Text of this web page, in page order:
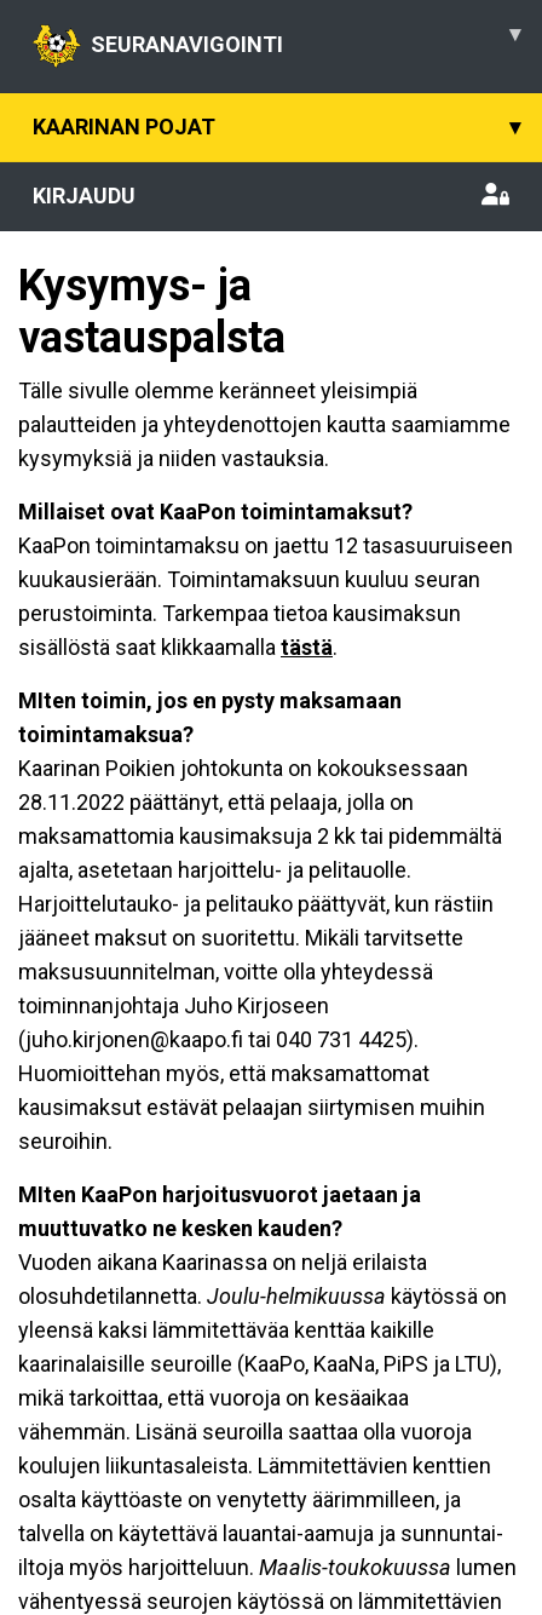
SEURANAVIGOINTI ▾
KAARINAN POJAT ▾
KIRJAUDU
Kysymys- ja
vastauspalsta
Tälle sivulle olemme keränneet yleisimpiä
palautteiden ja yhteydenottojen kautta saamiamme
kysymyksiä ja niiden vastauksia.
Millaiset ovat KaaPon toimintamaksut?
KaaPon toimintamaksu on jaettu 12 tasasuuruiseen
kuukausierään. Toimintamaksuun kuuluu seuran
perustoiminta. Tarkempaa tietoa kausimaksun
sisällöstä saat klikkaamalla tästä.
MIten toimin, jos en pysty maksamaan
toimintamaksua?
Kaarinan Poikien johtokunta on kokouksessaan
28.11.2022 päättänyt, että pelaaja, jolla on
maksamattomia kausimaksuja 2 kk tai pidemmältä
ajalta, asetetaan harjoittelu- ja pelitauolle.
Harjoittelutauko- ja pelitauko päättyvät, kun rästiin
jääneet maksut on suoritettu. Mikäli tarvitsette
maksusuunnitelman, voitte olla yhteydessä
toiminnanjohtaja Juho Kirjoseen
(juho.kirjonen@kaapo.fi tai 040 731 4425).
Huomioittehan myös, että maksamattomat
kausimaksut estävät pelaajan siirtymisen muihin
seuroihin.
MIten KaaPon harjoitusvuorot jaetaan ja
muuttuvatko ne kesken kauden?
Vuoden aikana Kaarinassa on neljä erilaista
olosuhdetilannetta. Joulu-helmikuussa käytössä on
yleensä kaksi lämmitettäväa kenttäa kaikille
kaarinalaisille seuroille (KaaPo, KaaNa, PiPS ja LTU),
mikä tarkoittaa, että vuoroja on kesäaikaa
vähemmän. Lisänä seuroilla saattaa olla vuoroja
koulujen liikuntasaleista. Lämmitettävien kenttien
osalta käyttöaste on venytetty äärimmilleen, ja
talvella on käytettävä lauantai-aamuja ja sunnuntai-
iltoja myös harjoitteluun. Maalis-toukokuussa lumen
vähentyessä seurojen käytössä on lämmitettävien